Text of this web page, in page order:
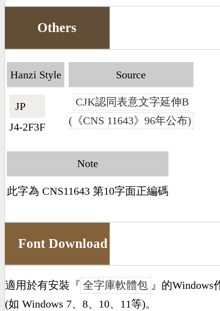
Others
Hanzi Style
JP🇯🇵
J4-2F3F
Source
CJK認同表意文字延伸B
(《CNS 11643》96年公布)
Note
此字為 CNS11643 第10字面正編碼
Font Download
適用於有安裝『 全字庫軟體包 』的Windows
(如 Windows 7、8、10、11等)。